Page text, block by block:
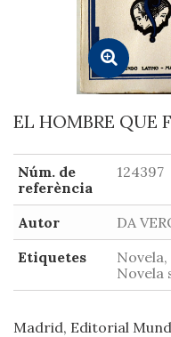
EL HOMBRE QUE
Núm. de
referència
124397
Autor
DA
Etiquetes
Novela
Madrid, Editorial